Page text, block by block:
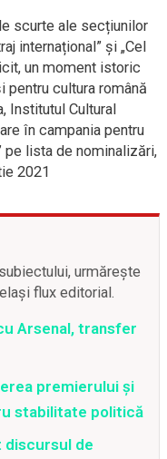
scurte ale secțiunilor
internațional” și „Cel
un moment istoric
pentru cultura română
Institutul Cultural
în campania pentru
pe lista de nominalizări,
2021
urmărește
flux editorial.
Arsenal, transfer
premierului și
stabilitate politică
discursul de